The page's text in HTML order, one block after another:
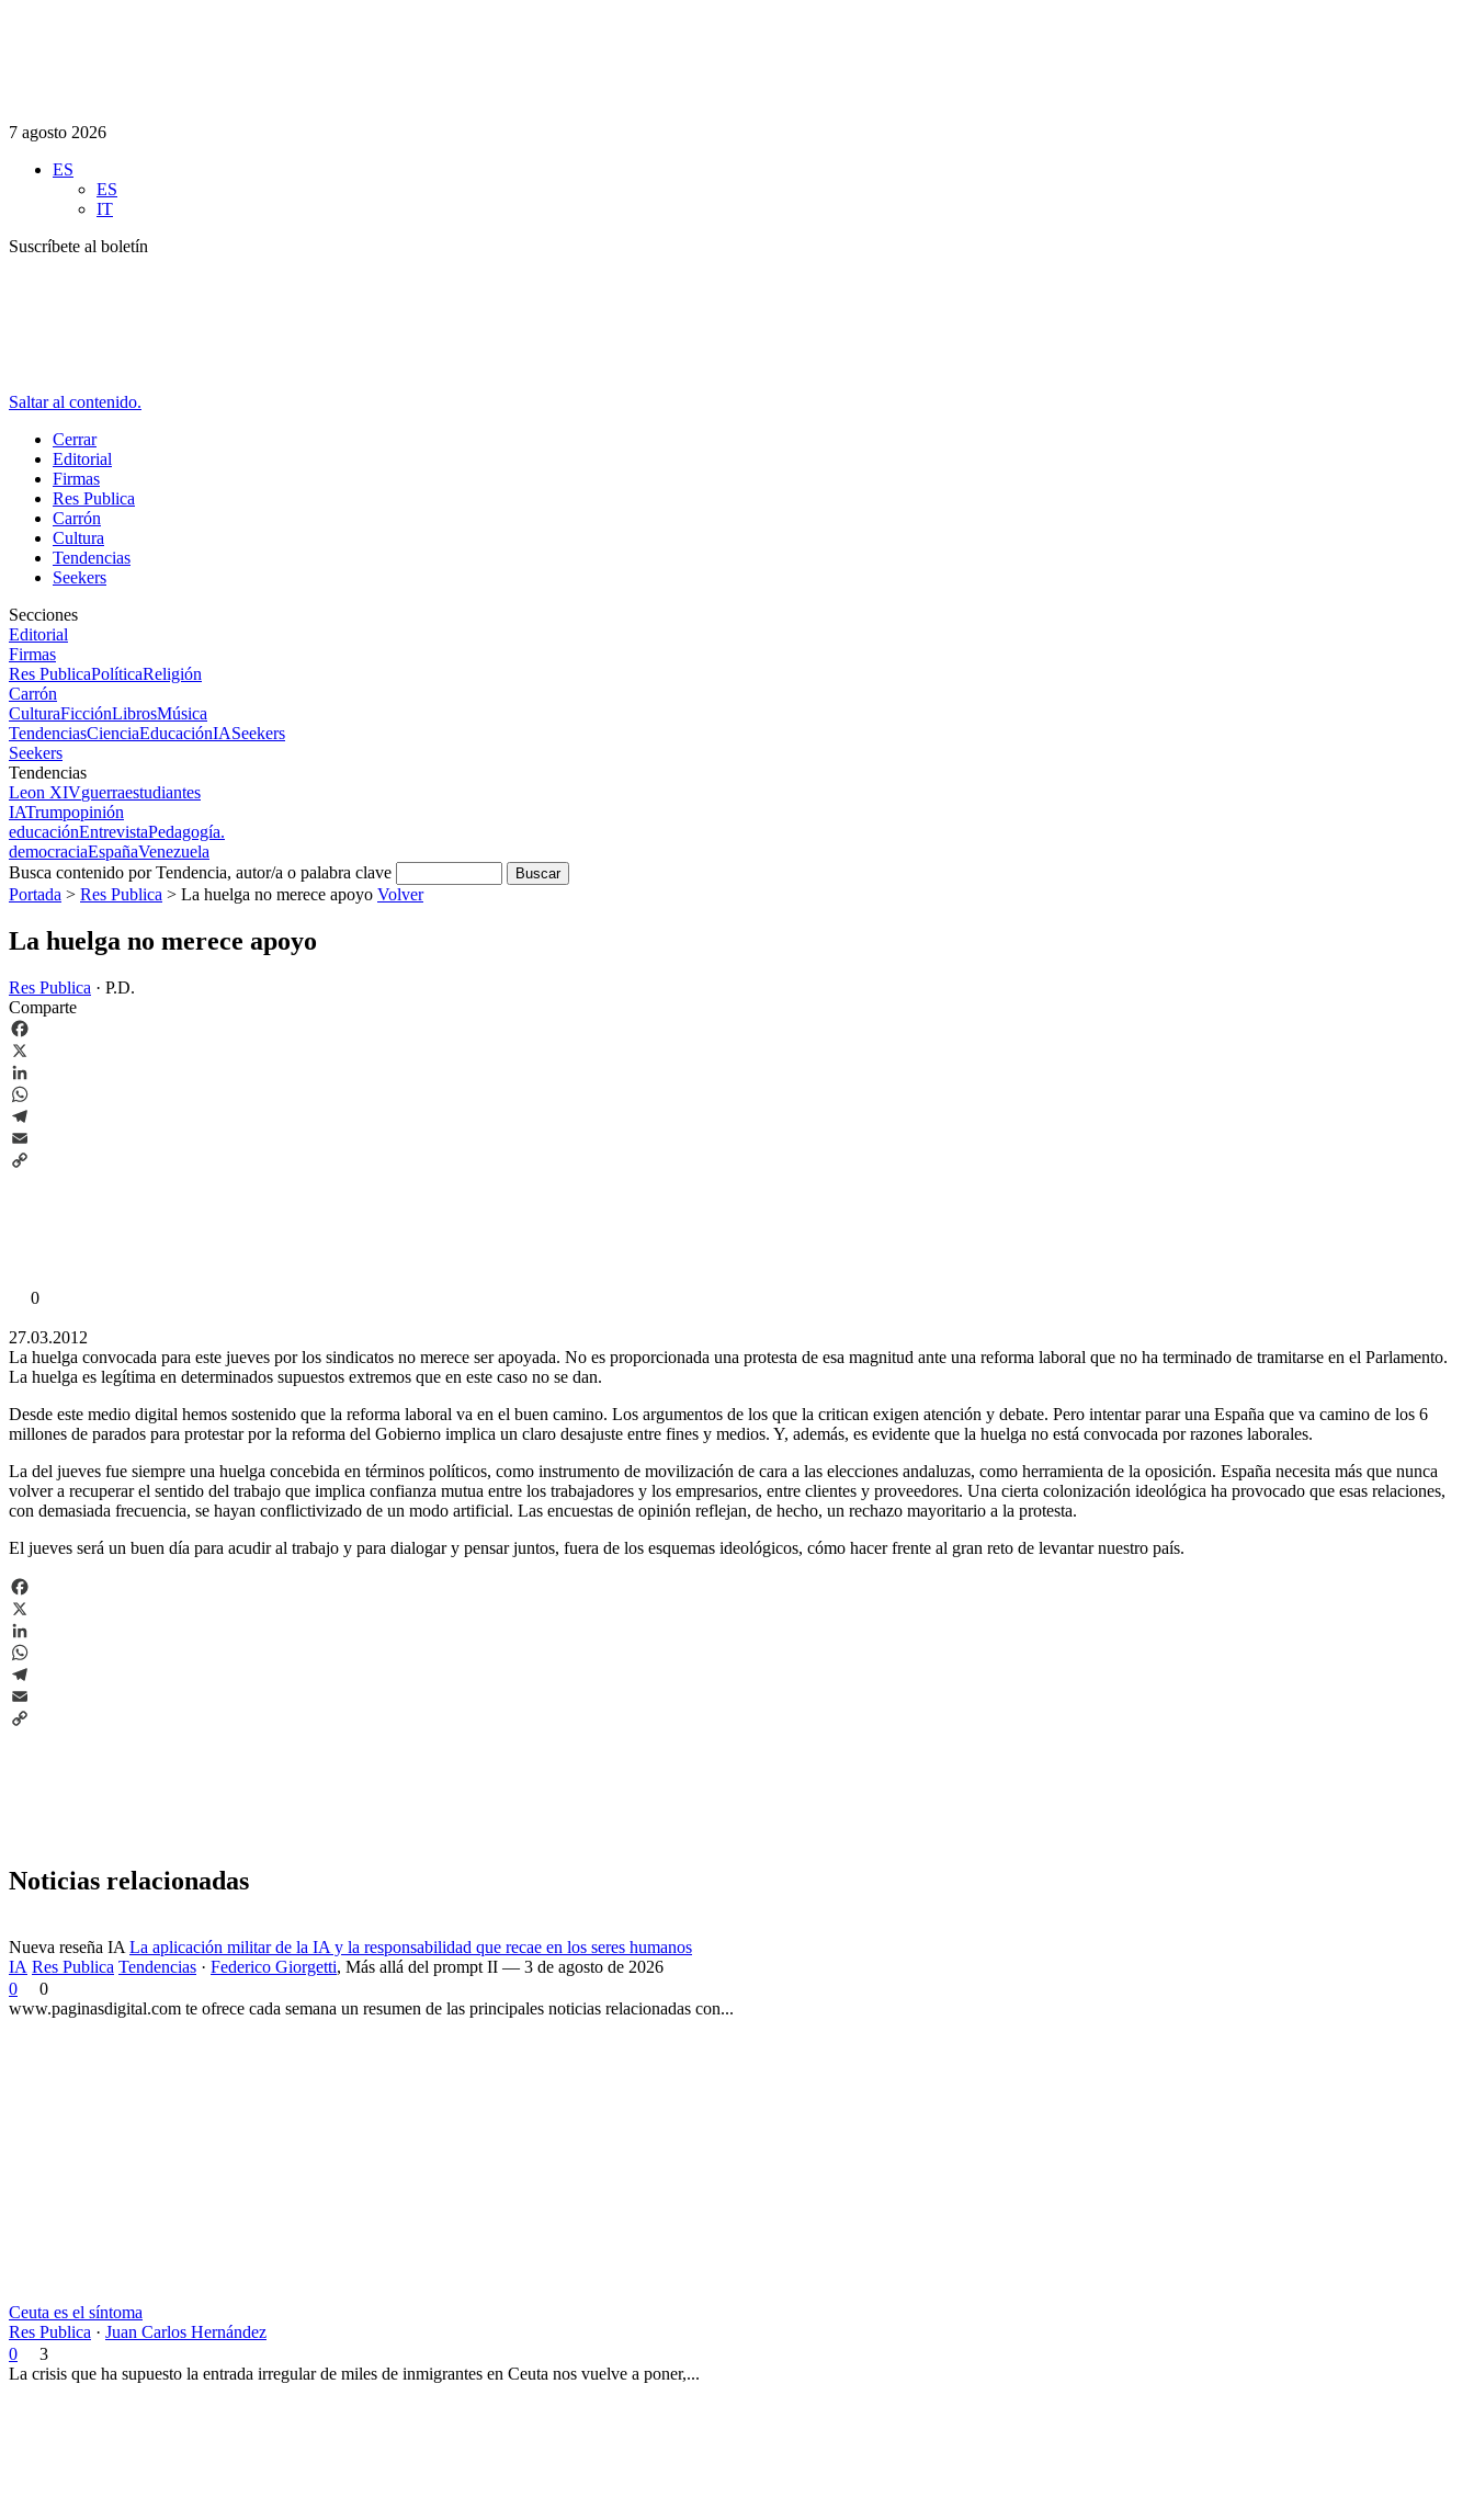
7 agosto 2026
ES
ES
IT
Suscríbete al boletín
Saltar al contenido.
Cerrar
Editorial
Firmas
Res Publica
Carrón
Cultura
Tendencias
Seekers
Secciones
Editorial
Firmas
Res PublicaPolíticaReligión
Carrón
CulturaFicciónLibrosMúsica
TendenciasCienciaEducaciónIASeekers
Seekers
Tendencias
Leon XIVguerraestudiantes
IATrumpopinión
educaciónEntrevistaPedagogía.
democraciaEspañaVenezuela
Busca contenido por Tendencia, autor/a o palabra clave
Portada > Res Publica > La huelga no merece apoyo Volver
La huelga no merece apoyo
Res Publica · P.D.
Comparte
Facebook
X
LinkedIn
WhatsApp
Telegram
Email
0
27.03.2012
La huelga convocada para este jueves por los sindicatos no merece ser apoyada. No es proporcionada una protesta de esa magnitud ante una reforma laboral que no ha terminado de tramitarse en el Parlamento.
La huelga es legítima en determinados supuestos extremos que en este caso no se dan.
Desde este medio digital hemos sostenido que la reforma laboral va en el buen camino. Los argumentos de los que la critican exigen atención y debate. Pero intentar parar una España que va camino de los 6
millones de parados para protestar por la reforma del Gobierno implica un claro desajuste entre fines y medios. Y, además, es evidente que la huelga no está convocada por razones laborales.
La del jueves fue siempre una huelga concebida en términos políticos, como instrumento de movilización de cara a las elecciones andaluzas, como herramienta de la oposición. España necesita más que nunca
volver a recuperar el sentido del trabajo que implica confianza mutua entre los trabajadores y los empresarios, entre clientes y proveedores. Una cierta colonización ideológica ha provocado que esas relaciones,
con demasiada frecuencia, se hayan conflictivizado de un modo artificial. Las encuestas de opinión reflejan, de hecho, un rechazo mayoritario a la protesta.
El jueves será un buen día para acudir al trabajo y para dialogar y pensar juntos, fuera de los esquemas ideológicos, cómo hacer frente al gran reto de levantar nuestro país.
Facebook
X
LinkedIn
WhatsApp
Telegram
Email
Noticias relacionadas
Nueva reseña IA La aplicación militar de la IA y la responsabilidad que recae en los seres humanos
IA Res Publica Tendencias · Federico Giorgetti, Más allá del prompt II — 3 de agosto de 2026
0
0
www.paginasdigital.com te ofrece cada semana un resumen de las principales noticias relacionadas con...
Ceuta es el síntoma
Res Publica · Juan Carlos Hernández
0
3
La crisis que ha supuesto la entrada irregular de miles de inmigrantes en Ceuta nos vuelve a poner,...